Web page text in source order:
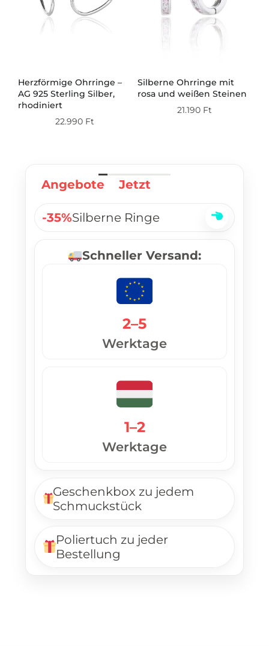
Herzförmige Ohrringe –
AG 925 Sterling Silber,
rhodiniert
22.990 Ft
Silberne Ohrringe mit
rosa und weißen Steinen
21.190 Ft
Angebote Jetzt
-35%Silberne Ringe
Schneller Versand:
1–2
Werktage
2–5
Werktage
Geschenkbox zu jedem
Schmuckstück
Poliertuch zu jeder
Bestellung